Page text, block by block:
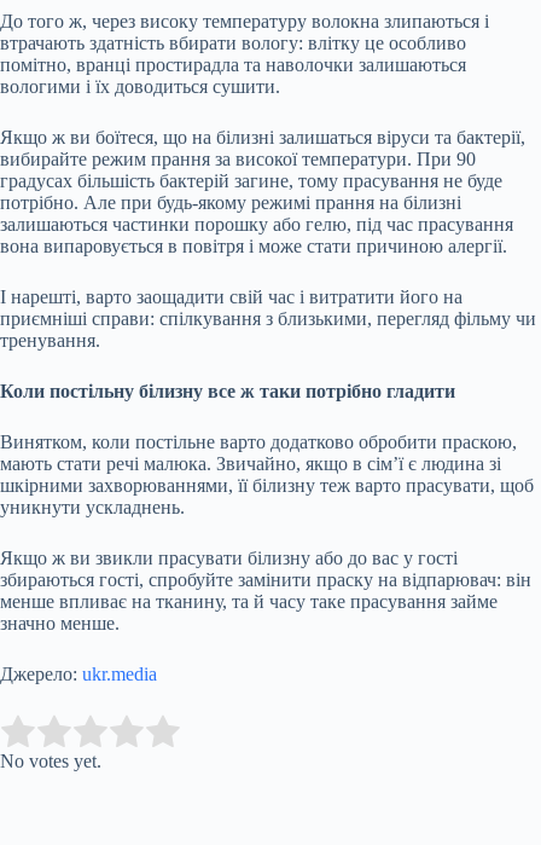
До того ж, через високу температуру волокна злипаються і
втрачають здатність вбирати вологу: влітку це особливо
помітно, вранці простирадла та наволочки залишаються
вологими і їх доводиться сушити.
Якщо ж ви боїтеся, що на білизні залишаться віруси та бактерії,
вибирайте режим прання за високої температури. При 90
градусах більшість бактерій загине, тому прасування не буде
потрібно. Але при будь-якому режимі прання на білизні
залишаються частинки порошку або гелю, під час прасування
вона випаровується в повітря і може стати причиною алергії.
І нарешті, варто заощадити свій час і витратити його на
приємніші справи: спілкування з близькими, перегляд фільму чи
тренування.
Коли постільну білизну все ж таки потрібно гладити
Винятком, коли постільне варто додатково обробити праскою,
мають стати речі малюка. Звичайно, якщо в сім’ї є людина зі
шкірними захворюваннями, її білизну теж варто прасувати, щоб
уникнути ускладнень.
Якщо ж ви звикли прасувати білизну або до вас у гості
збираються гості, спробуйте замінити праску на відпарювач: він
менше впливає на тканину, та й часу таке прасування займе
значно менше.
Джерело: ukr.media
Rate this item:
No votes yet.